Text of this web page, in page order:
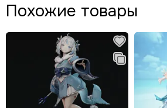
Похожие товары